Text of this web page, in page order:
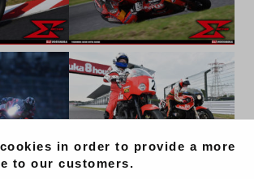
in order to provide a more
to our customers.